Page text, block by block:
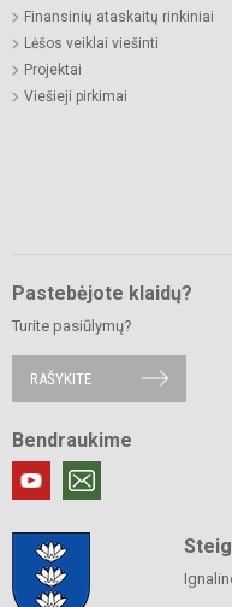
Finansinių ataskaitų rinkiniai
Lėšos veiklai viešinti
Projektai
Viešieji pirkimai
Pastebėjote klaidų?
Turite pasiūlymų?
RAŠYKITE
Bendraukime